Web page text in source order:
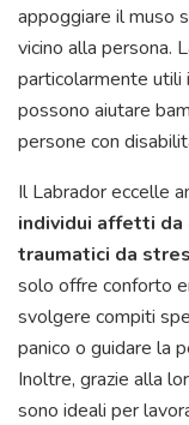
appoggiare il muso
vicino alla persona.
particolarmente utili
possono aiutare
persone con
Il Labrador eccelle
individui affetti da
traumatici da
solo offre conforto
svolgere compiti
panico o guidare la
Inoltre, grazie alla
sono ideali per